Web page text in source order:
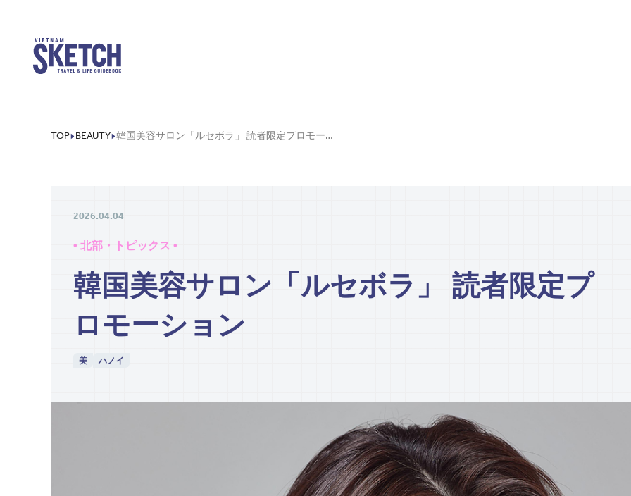
TOP BEAUTY 韓国美容サロン「ルセボラ」 読者限定プロモーション
2026.04.04
• 北部・トピックス •
韓国美容サロン「ルセボラ」 読者限定プ
ロモーション
美 ハノイ